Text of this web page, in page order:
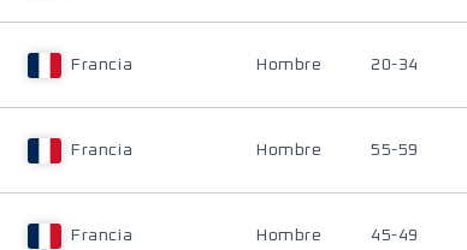
Francia Hombre 20-34
Francia Hombre 55-59
Francia Hombre 45-49